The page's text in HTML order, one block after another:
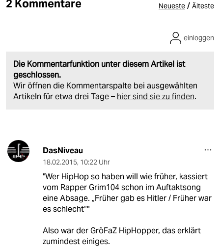
2 Kommentare Neueste / Älteste
Die Kommentarfunktion unter diesem Artikel ist
geschlossen.
Wir öffnen die Kommentarspalte bei ausgewählten
Artikeln für etwa drei Tage – hier sind sie zu finden.
einloggen
DasNiveau
18.02.2015, 10:22 Uhr
"Wer HipHop so haben will wie früher, kassiert
vom Rapper Grim104 schon im Auftaktsong
eine Absage. „Früher gab es Hitler / Früher war
es schlecht“"
Also war der GröFaZ HipHopper, das erklärt
zumindest einiges.